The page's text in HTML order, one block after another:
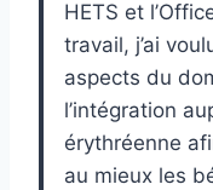
HETS et
travail, j’ai
aspects du
l’intégration
érythréenne
au mieux les